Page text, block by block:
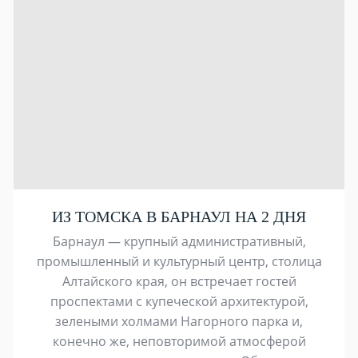
ИЗ ТОМСКА В БАРНАУЛ НА 2 ДНЯ
Барнаул — крупный административный,
промышленный и культурный центр, столица
Алтайского края, он встречает гостей
проспектами с купеческой архитектурой,
зелеными холмами Нагорного парка и,
конечно же, неповторимой атмосферой